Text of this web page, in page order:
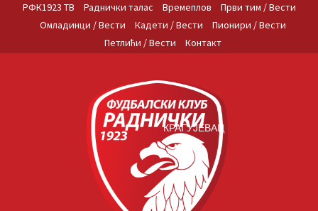
РФК1923 ТВ Раднички талас Времеплов
Први тим / Вести
Омладинци / Вести
Кадети / Вести
Пионири / Вести
Петлићи / Вести
Контакт
КРАГУЈЕВАЦ